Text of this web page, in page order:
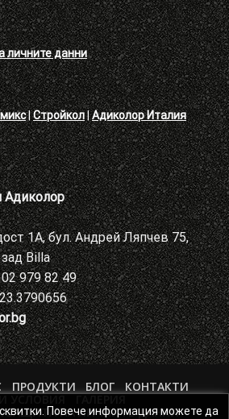
материал
мазилки
Адиколор
Варна
личните данни
|Стройкол|Адиколор Италия
1А, бул. Андрей Ляпчев 75,
Billa
979 82 49
ПРОДУКТИ БЛОГ
КОНТАКТИ
ЗАЩИТА НА ЛИЧНИТЕ ДАННИ
Повече информация можете да